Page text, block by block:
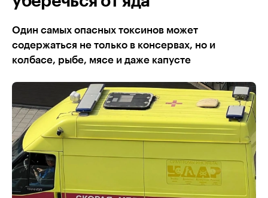
Один самых опасных токсинов может
содержаться не только в консервах, но и
колбасе, рыбе, мясе и даже капусте